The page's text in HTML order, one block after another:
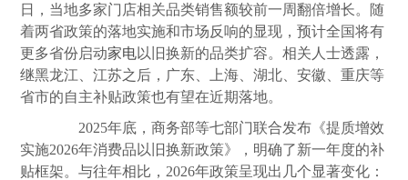
日，当地多家门店相关品类销售额较前一周翻倍增长。随
着两省政策的落地实施和市场反响的显现，预计全国将有
更多省份启动家电以旧换新的品类扩容。相关人士透露，
继黑龙江、江苏之后，广东、上海、湖北、安徽、重庆等
省市的自主补贴政策也有望在近期落地。
2025年底，商务部等七部门联合发布《提质增效
实施2026年消费品以旧换新政策》，明确了新一年度的补
贴框架。与往年相比，2026年政策呈现出几个显著变化：